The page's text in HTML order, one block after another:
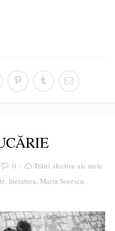
0
Trăiri afective ale mele
, literatura, Marin Sorescu,